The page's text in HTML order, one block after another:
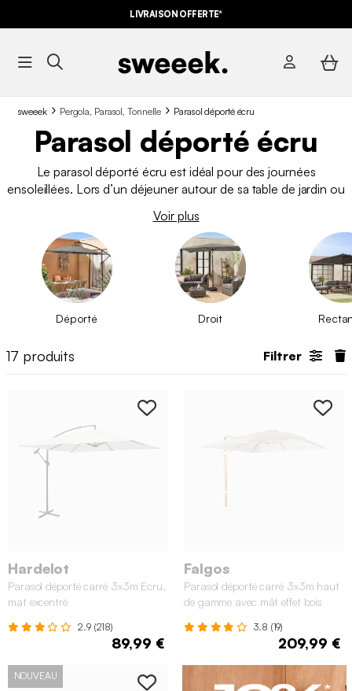
LIVRAISON OFFERTE*
sweeek Pergola, Parasol, Tonnelle Parasol déporté écru
Parasol déporté écru
Le parasol déporté écru est idéal pour des journées
ensoleillées. Lors d’un déjeuner autour de sa table de jardin ou
pourra vous protéger efficacement. Inclinable, il
s’adapte selon l’orientation du soleil. Sacouleur écrue
est très
agréable pour l’été et parfaite pour les extérieurs à la
décoration minimaliste. Laissez-vous tenter par l’un de nos
modèles de parasol déporté écru.
Voir plus
Déporté Droit
17 produits Filtrer
Hardelot
Parasol déporté carré 3x3m Ecru,
mat excentré
2.9 (218)
89,99 €
Falgos
Parasol déporté carré 3x3m haut
de gamme avec mât effet bois
3.8 (19)
209,99 €
NOUVEAU